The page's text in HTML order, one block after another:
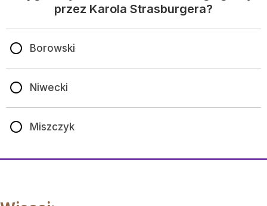
przez Karola Strasburgera?
Borowski
Niwecki
Miszczyk